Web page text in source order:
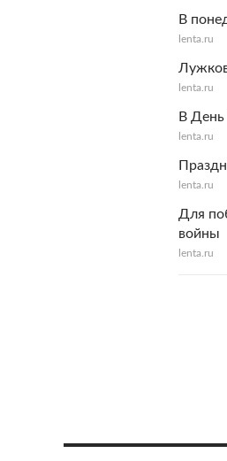
В
lenta.ru
lenta.ru
В
lenta.ru
lenta.ru
Для
войны
lenta.ru